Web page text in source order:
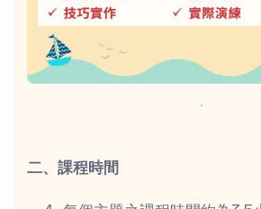
．
二、課程時間